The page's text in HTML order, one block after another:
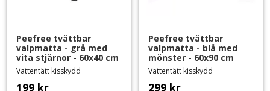
Peefree tvättbar
valpmatta - grå med
vita stjärnor - 60x40 cm
Vattentätt kisskydd
199 kr
Peefree tvättbar
valpmatta - blå med
mönster - 60x90 cm
Vattentätt kisskydd
299 kr